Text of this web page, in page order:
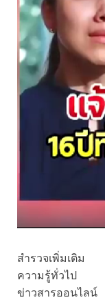
สำรวจเพิ่มเติม
ความรู้ทั่วไป
ข่าวสารออนไลน์